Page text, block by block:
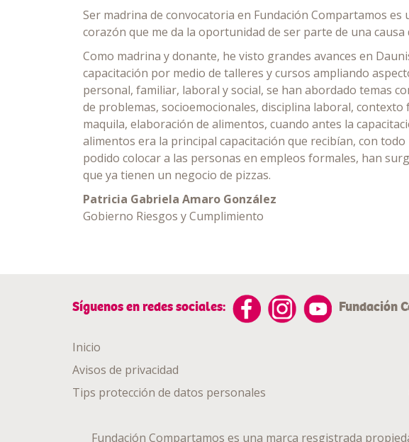
Ser madrina de convocatoria en Fundación Compartamos es
corazón que me da la oportunidad de ser parte de una causa
Como madrina y donante, he visto grandes avances en
capacitación por medio de talleres y cursos ampliando
personal, familiar, laboral y social, se han abordado temas
de problemas, socioemocionales, disciplina laboral, contexto
maquila, elaboración de alimentos, cuando antes la
alimentos era la principal capacitación que recibían, con
podido colocar a las personas en empleos formales, han
que ya tienen un negocio de pizzas.
Patricia Gabriela Amaro González
Gobierno Riesgos y Cumplimiento
Síguenos en redes sociales: Fundación
Inicio
Avisos de privacidad
Tips protección de datos personales
Fundación Compartamos es una marca resgistrada